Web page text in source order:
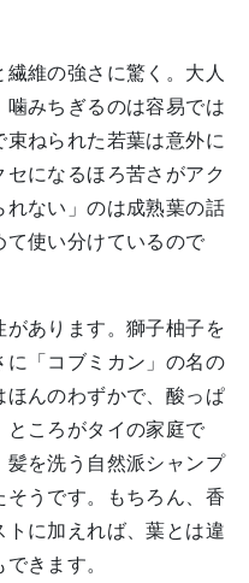
維の強さに驚く。大人
みちぎるのは容易では
ねられた若葉は意外に
になるほろ苦さがアク
ない」のは成熟葉の話
使い分けているので
あります。獅子柚子を
「コブミカン」の名の
んのわずかで、酸っぱ
ころがタイの家庭で
を洗う自然派シャンプ
うです。もちろん、香
に加えれば、葉とは違
きます。